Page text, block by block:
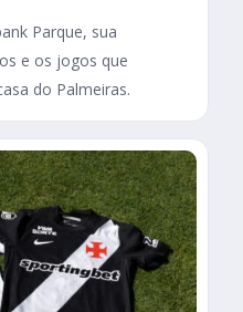
Parque, sua
e os jogos que
do Palmeiras.